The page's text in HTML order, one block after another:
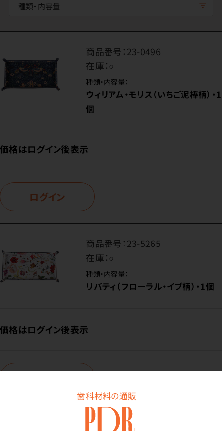
歯科材料の通販
種類・内容量
商品番号：23-0496
在庫：○
種類・内容量：
ウィリアム・モリス（いちご泥棒柄）・1
個
価格はログイン後表示
ログイン
商品番号：23-5265
在庫：○
種類・内容量：
リバティ（フローラル・イブ柄）・1個
価格はログイン後表示